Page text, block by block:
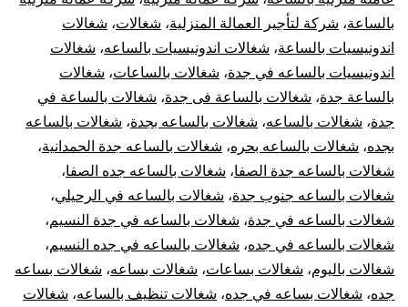
بالساعة، شركة لتأجير العمالة المنزلية، شغالات، شغالات
اندونيسيات بالساعة، شغالات اندونيسيات بالساعه، شغالات
اندونيسيات بالساعه في جدة، شغالات بالساعات، شغالات
بالساعة جدة، شغالات بالساعة فى جدة، شغالات بالساعة في
جدة، شغالات بالساعه، شغالات بالساعه بجدة، شغالات بالساعه
بجده، شغالات بالساعه بحره، شغالات بالساعه جدة الحمدانية،
شغالات بالساعه جدة الصفا، شغالات بالساعه جده الصفا،
شغالات بالساعه جنوب جدة، شغالات بالساعه في الرحيلي،
شغالات بالساعه في جدة، شغالات بالساعه في جدة النسيم،
شغالات بالساعه في جده، شغالات بالساعه في جده النسيم،
شغالات باليوم، شغالات بساعات، شغالات بساعه، شغالات بساعه
جده، شغالات بساعه في جده، شغالات تنظيف بالساعه، شغالات